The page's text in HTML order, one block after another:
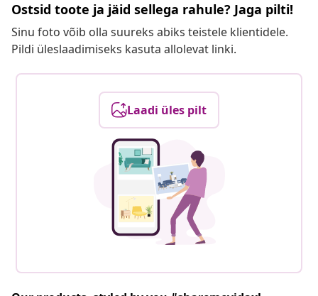
Ostsid toote ja jäid sellega rahule? Jaga pilti!
Sinu foto võib olla suureks abiks teistele klientidele.
Pildi üleslaadimiseks kasuta allolevat linki.
Laadi üles pilt